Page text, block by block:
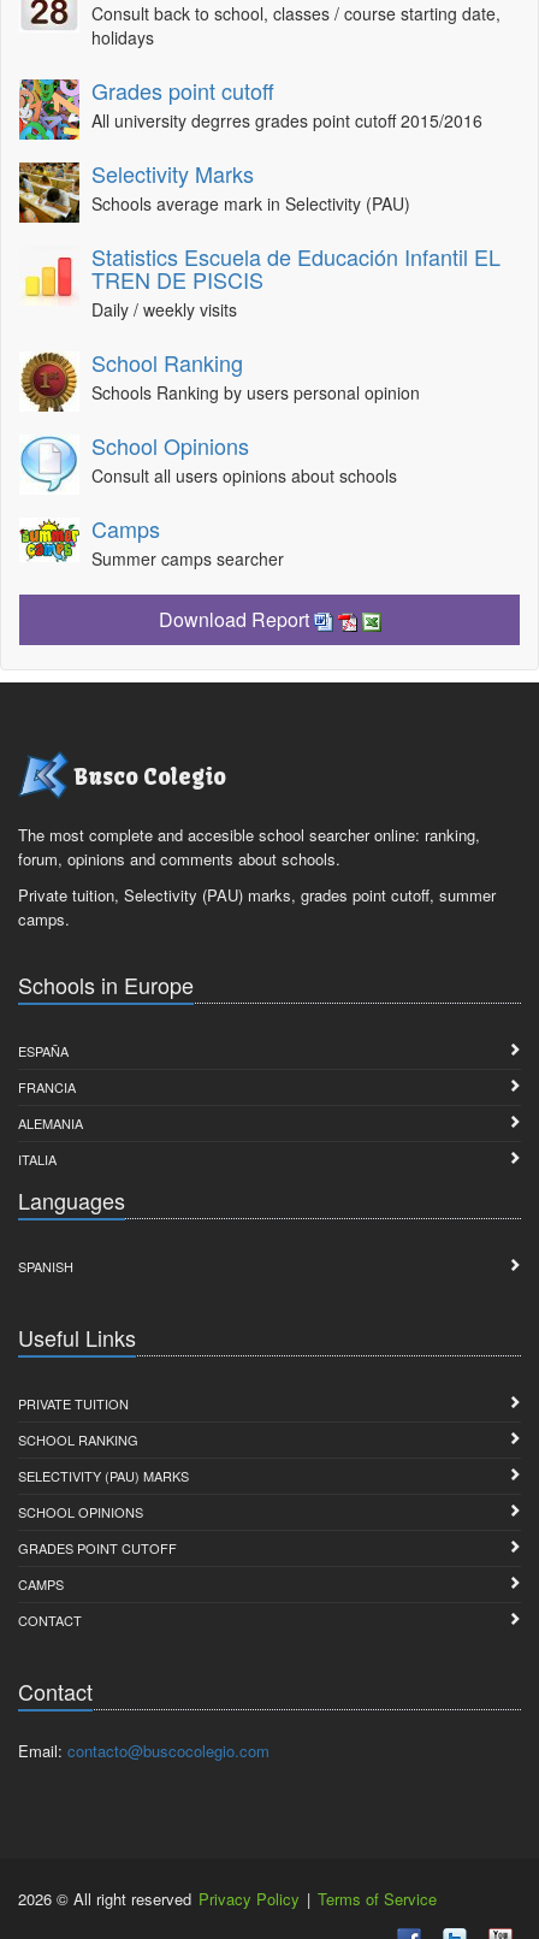
Consult back to school, classes / course starting date,
holidays
Grades point cutoff
All university degrres grades point cutoff 2015/2016
Selectivity Marks
Schools average mark in Selectivity (PAU)
Statistics Escuela de Educación Infantil EL
TREN DE PISCIS
Daily / weekly visits
School Ranking
Schools Ranking by users personal opinion
School Opinions
Consult all users opinions about schools
Camps
Summer camps searcher
Download Report
Busco Colegio
The most complete and accesible school searcher online: ranking,
forum, opinions and comments about schools.
Private tuition, Selectivity (PAU) marks, grades point cutoff, summer
camps.
Schools in Europe
ESPAÑA
FRANCIA
ALEMANIA
ITALIA
Languages
SPANISH
Useful Links
PRIVATE TUITION
SCHOOL RANKING
SELECTIVITY (PAU) MARKS
SCHOOL OPINIONS
GRADES POINT CUTOFF
CAMPS
CONTACT
Contact
Email: contacto@buscocolegio.com
2026 © All right reserved Privacy Policy | Terms of Service